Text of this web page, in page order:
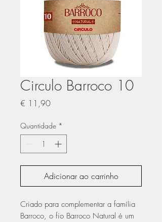
Circulo Barroco 10
€ 11,90Preço
Quantidade *
Adicionar ao carrinho
Criado para complementar a família
Barroco, o fio Barroco Natural é um